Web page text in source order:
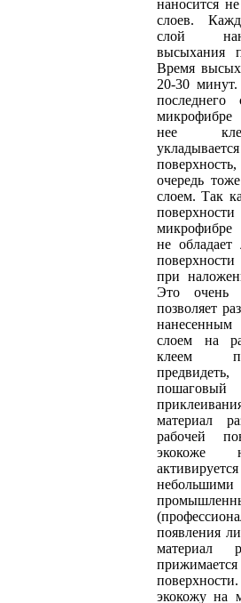
наносится
слоев.
слой
высыхания
Время
20-30
нее
очередь
слоем. Так
не обладает
при
Это очень
позволяет
слоем на
клеем
материал
рабочей
экокоже
появления
материал
экокожу на